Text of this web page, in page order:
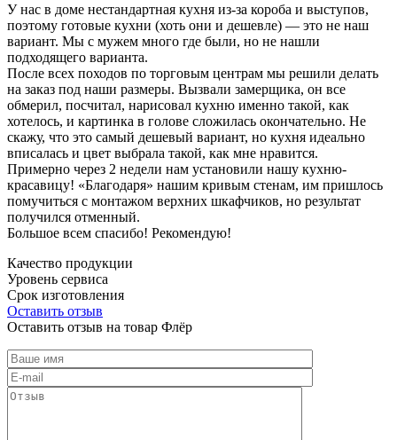
У нас в доме нестандартная кухня из-за короба и выступов,
поэтому готовые кухни (хоть они и дешевле) — это не наш
вариант. Мы с мужем много где были, но не нашли
подходящего варианта.
После всех походов по торговым центрам мы решили делать
на заказ под наши размеры. Вызвали замерщика, он все
обмерил, посчитал, нарисовал кухню именно такой, как
хотелось, и картинка в голове сложилась окончательно. Не
скажу, что это самый дешевый вариант, но кухня идеально
вписалась и цвет выбрала такой, как мне нравится.
Примерно через 2 недели нам установили нашу кухню-
красавицу! «Благодаря» нашим кривым стенам, им пришлось
помучиться с монтажом верхних шкафчиков, но результат
получился отменный.
Большое всем спасибо! Рекомендую!
Качество продукции
Уровень сервиса
Срок изготовления
Оставить отзыв
Оставить отзыв на товар Флёр